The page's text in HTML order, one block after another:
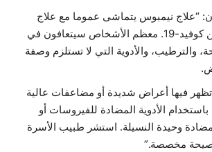
“علاج نيمبوس يتماشى عموما مع علاج
المتحورات الأخرى من كوفيد-19. معظم الأشخاص سيتعافون في
والترطيب، والأدوية التي لا تستلزم وصفة
تظهر فيها أعراض شديدة أو مضاعفات عالية
الأدوية المضادة للفيروسات أو
وحيدة النسيلة. استشر طبيب الأسرة
مخصصة.”